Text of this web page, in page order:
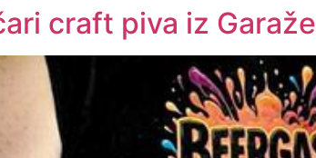
craft piva iz Garaže